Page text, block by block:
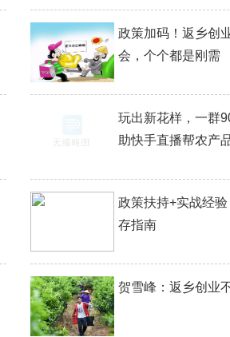
政策加码！返乡创
会，个个都是刚需
玩出新花样，一群
助快手直播帮农产
政策扶持+实战经
存指南
贺雪峰：返乡创业